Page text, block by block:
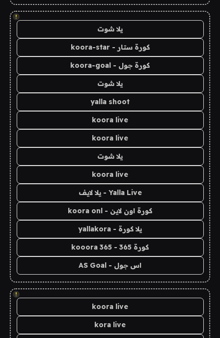
!
يلا شوت
كورة ستار - koora-star
كورة جول - koora-goal
يلا شوت
yalla shoot
koora live
koora live
يلا شوت
koora live
Yalla Live - يلا لايف
كورة اون لاين - koora onl
يلا كورة - yallakora
كورة 365 - kooora 365
اس جول - AS Goal
!
koora live
kora live